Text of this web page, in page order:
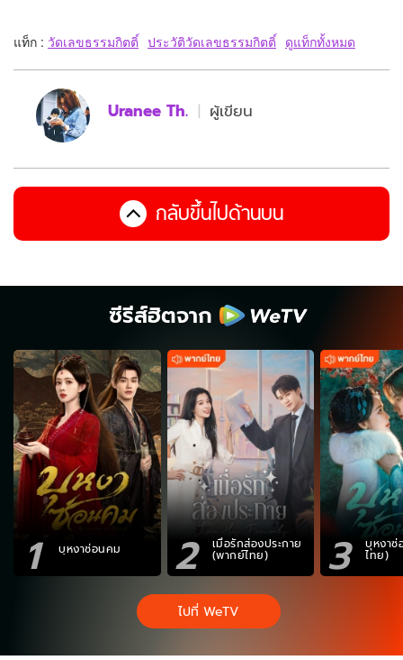
แท็ก : วัดเลขธรรมกิตติ์ ประวัติวัดเลขธรรมกิตติ์ ดูแท็กทั้งหมด
Uranee Th. ผู้เขียน
กลับขึ้นไปด้านบน
ซีรีส์ฮิตจาก
1 บุหงาซ่อนคม 2 เมื่อรักส่องประกาย
(พากย์ไทย) 3 บุหงา
ไทย)
ไปที่ WeTV